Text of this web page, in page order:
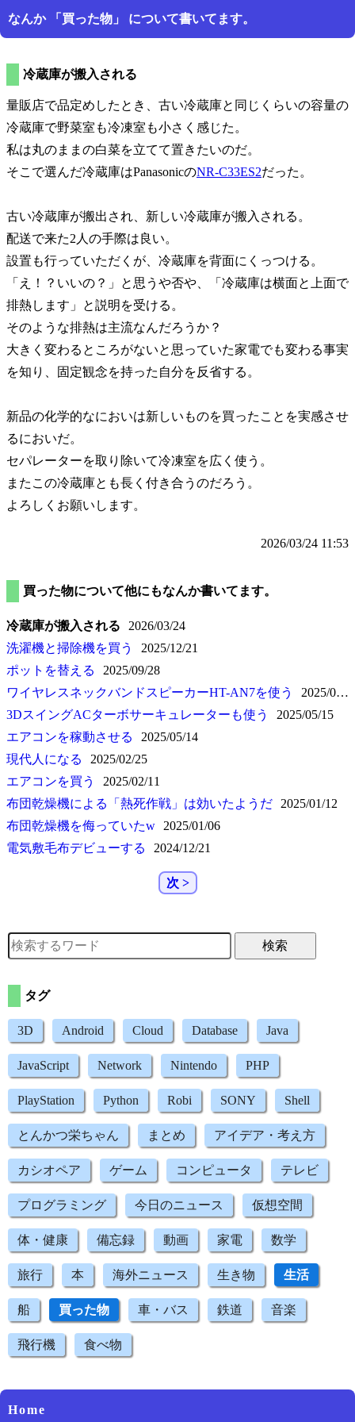
なんか 買った物 について書いてます。
冷蔵庫が搬入される
量販店で品定めしたとき、古い冷蔵庫と同じくらいの容量の
冷蔵庫で野菜室も冷凍室も小さく感じた。
私は丸のままの白菜を立てて置きたいのだ。
そこで選んだ冷蔵庫はPanasonicのNR-C33ES2だった。
古い冷蔵庫が搬出され、新しい冷蔵庫が搬入される。
配送で来た2人の手際は良い。
設置も行っていただくが、冷蔵庫を背面にくっつける。
え！？いいの？
と思うや否や、
冷蔵庫は横面と上面で
排熱します
と説明を受ける。
そのような排熱は主流なんだろうか？
大きく変わるところがないと思っていた家電でも変わる事実
を知り、固定観念を持った自分を反省する。
新品の化学的なにおいは新しいものを買ったことを実感させ
るにおいだ。
セパレーターを取り除いて冷凍室を広く使う。
またこの冷蔵庫とも長く付き合うのだろう。
よろしくお願いします。
2026/03/24 11:53
買った物について他にもなんか書いてます。
冷蔵庫が搬入される
2026/03/24
洗濯機と掃除機を買う
2025/12/21
ポットを替える
2025/09/28
ワイヤレスネックバンドスピーカーHT-AN7を使う
2025/08/30
3DスイングACターボサーキュレーターも使う
2025/05/15
エアコンを稼動させる
2025/05/14
現代人になる
2025/02/25
エアコンを買う
2025/02/11
布団乾燥機による
熱死作戦 は効いたようだ
2025/01/12
布団乾燥機を侮っていたw
2025/01/06
電気敷毛布デビューする
2024/12/21
次 >
検索
タグ
3D Android Cloud Database Java
JavaScript Network Nintendo PHP
PlayStation Python Robi SONY Shell
とんかつ栄ちゃん まとめ アイデア・考え方
カシオペア ゲーム コンピュータ テレビ
プログラミング 今日のニュース 仮想空間
体・健康 備忘録 動画 家電 数学
旅行 本 海外ニュース 生き物 生活
船 買った物 車・バス 鉄道 音楽
飛行機 食べ物
Home